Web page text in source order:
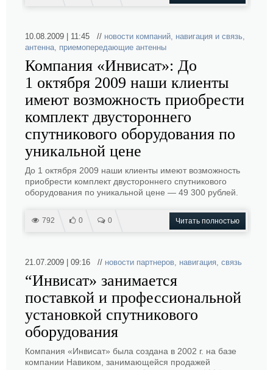
10.08.2009 | 11:45 // новости компаний, навигация и связь,
антенна, приемопередающие антенны
Компания «Инвисат»: До
1 октября 2009 наши клиенты
имеют возможность приобрести
комплект двустороннего
спутникового оборудования по
уникальной цене
До 1 октября 2009 наши клиенты имеют возможность
приобрести комплект двустороннего спутникового
оборудования по уникальной цене — 49 300 рублей.
792 0 0 Читать полностью
21.07.2009 | 09:16 // новости партнеров, навигация, связь
“Инвисат» занимается
поставкой и профессиональной
установкой спутникового
оборудования
Компания «Инвисат» была создана в 2002 г. на базе
компании Навиком, занимающейся продажей